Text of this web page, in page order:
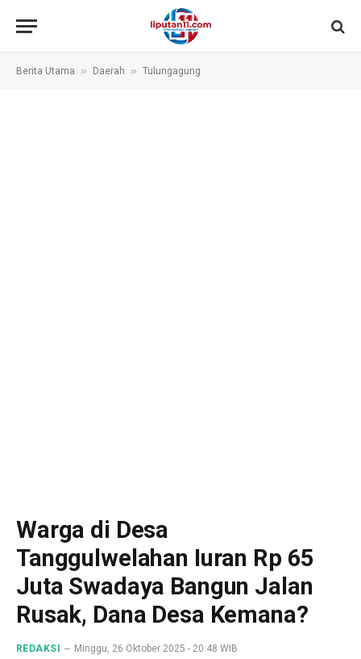
Berita Utama » Daerah » Tulungagung
Warga di Desa
Tanggulwelahan Iuran Rp 65
Juta Swadaya Bangun Jalan
Rusak, Dana Desa Kemana?
REDAKSI Minggu, 26 Oktober 2025 - 20:48 WIB